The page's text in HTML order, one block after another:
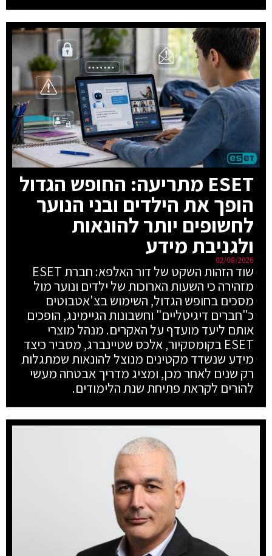
ESET מתריעה: החופש הגדול
הופך את הילדים ובני הנוער
לחשופים יותר להונאות
ולגניבת מידע
02/08/2026
שוד הזהות השקט של דור האלפא: חברת ESET
מזהירה כי השעות הארוכות של ילדים ונוער מול
מסכים בחופש הגדול, השימוש בצ'אטבוטים
כ"חברים דיגיטליים" וחשבונות הגיימינג, הופכים
אותם ליעד מועדף על האקרים. מנהל מוצרי
ESET בקומסקיור, אלכס שטיינברג, מסביר כיצד
מידע שנשדד מקטינים מנוצל להונאות שמתגלות
רק שנים לאחר מכן, ומציג מדריך אבטחה מעשי
להורים לקראת פתיחת שנת הלימודים.